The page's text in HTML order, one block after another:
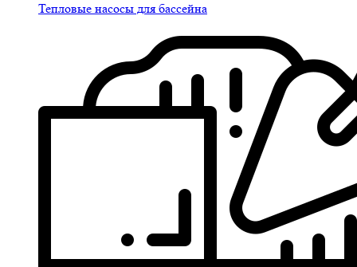
Тепловые насосы для бассейна